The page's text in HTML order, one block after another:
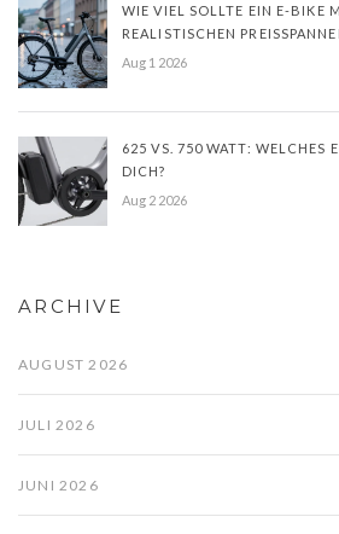
WIE VIEL SOLLTE EIN E-BIKE
REALISTISCHEN
Aug 1 2026
625 VS. 750 WATT: WELCHES
DICH?
Aug 2 2026
ARCHIVE
AUGUST 2026
JULI 2026
JUNI 2026